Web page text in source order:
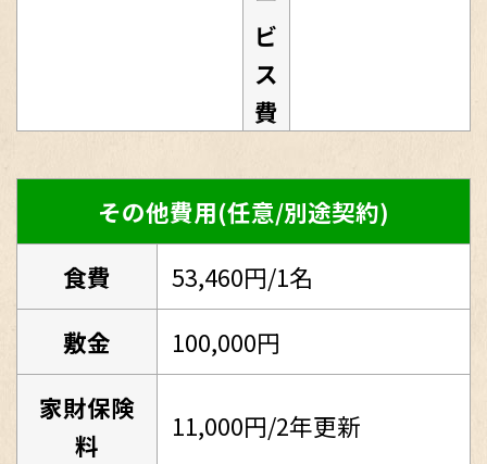
ビ
ス
費
その他費用(任意/別途契約)
食費
53,460円/1名
敷金
100,000円
家財保険
料
11,000円/2年更新